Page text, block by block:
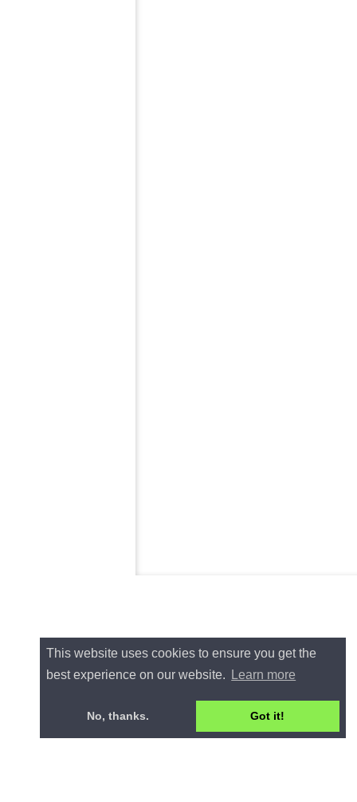
This website uses cookies to ensure you get the
best experience on our website.
Learn more
No, thanks. Got it!